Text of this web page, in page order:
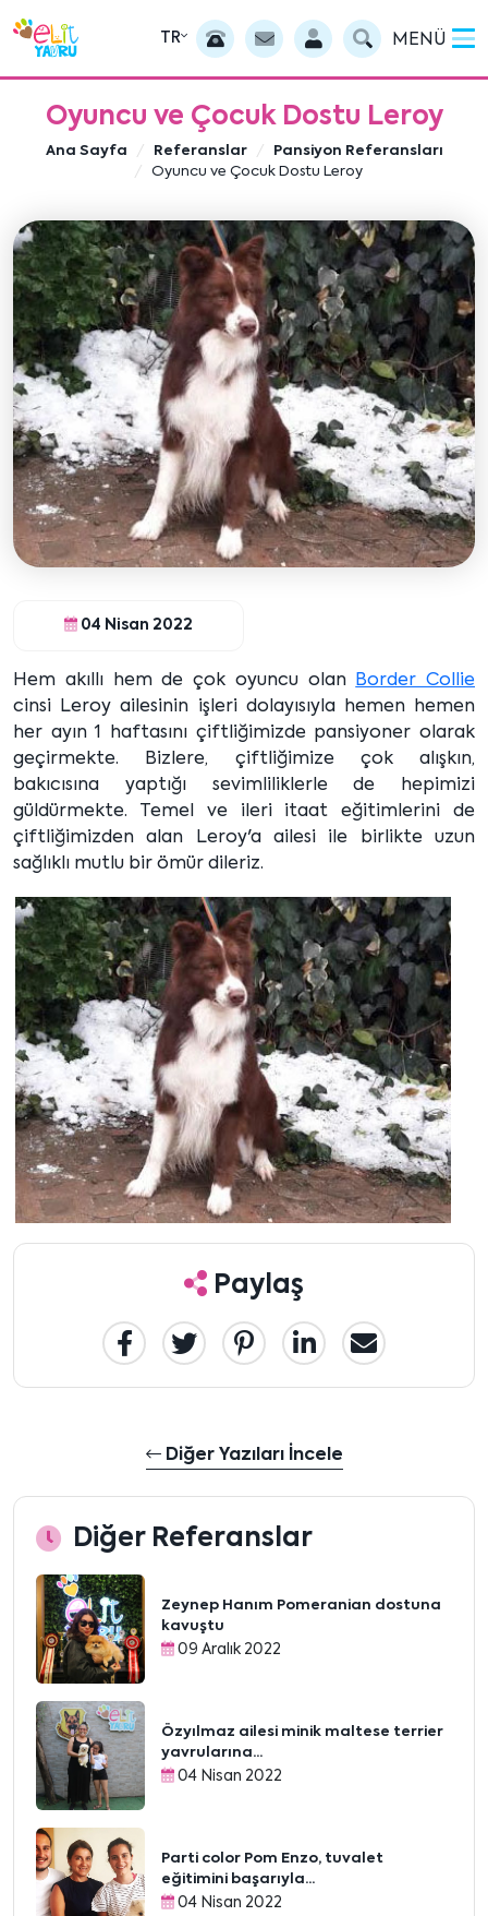
TR MENÜ
Oyuncu ve Çocuk Dostu Leroy
Ana Sayfa Referanslar
Pansiyon Referansları
Oyuncu ve Çocuk Dostu Leroy
04 Nisan 2022
Hem akıllı hem de çok oyuncu olan
Border Collie
cinsi Leroy ailesinin işleri dolayısıyla hemen hemen
her ayın 1 haftasını çiftliğimizde pansiyoner olarak
geçirmekte. Bizlere, çiftliğimize çok alışkın,
bakıcısına yaptığı sevimliliklerle de hepimizi
güldürmekte. Temel ve ileri itaat eğitimlerini de
çiftliğimizden alan Leroy'a ailesi ile birlikte uzun
sağlıklı mutlu bir ömür dileriz.
Paylaş
Diğer Yazıları İncele
Diğer Referanslar
Zeynep Hanım Pomeranian dostuna
kavuştu
09 Aralık 2022
Özyılmaz ailesi minik maltese terrier
yavrularına...
04 Nisan 2022
Parti color Pom Enzo, tuvalet
eğitimini başarıyla...
04 Nisan 2022